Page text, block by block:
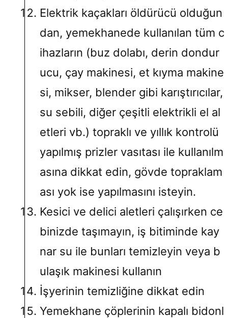
Elektrik kaçakları öldürücü olduğun
dan, yemekhanede kullanılan tüm c
ihazların (buz dolabı, derin dondur
ucu, çay makinesi, et kıyma makine
si, mikser, blender gibi karıştırıcılar,
su sebili, diğer çeşitli elektrikli el al
etleri vb.) topraklı ve yıllık kontrolü
yapılmış prizler vasıtası ile kullanılm
asına dikkat edin, gövde topraklam
ası yok ise yapılmasını isteyin.
Kesici ve delici aletleri çalışırken ce
binizde taşımayın, iş bitiminde kay
nar su ile bunları temizleyin veya b
ulaşık makinesi kullanın
İşyerinin temizliğine dikkat edin
Yemekhane çöplerinin kapalı bidonl